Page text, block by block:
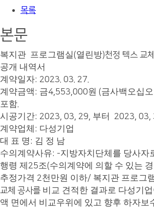
목록
본문
복지관 프로그램실(열린방)천정 텍스 교
공개 내역서
계약일자: 2023. 03. 27.
계약금액: 금4,553,000원 (금사백오십
포함.
시공기간: 2023, 03, 29, 부터 2023, 03,
계약업체 : 다성기업
대 표 명: 김 정 남
수의계약사유: -지방자치단체를 당사자
행령 제 25조(수의계약에 의할 수 있는
추정가격 2천만원 이하/ 복지관 프로그
교체 공사를 비교 견적한 결과로 다성기
액 면에서 비교우위에 있고 향후 하자보